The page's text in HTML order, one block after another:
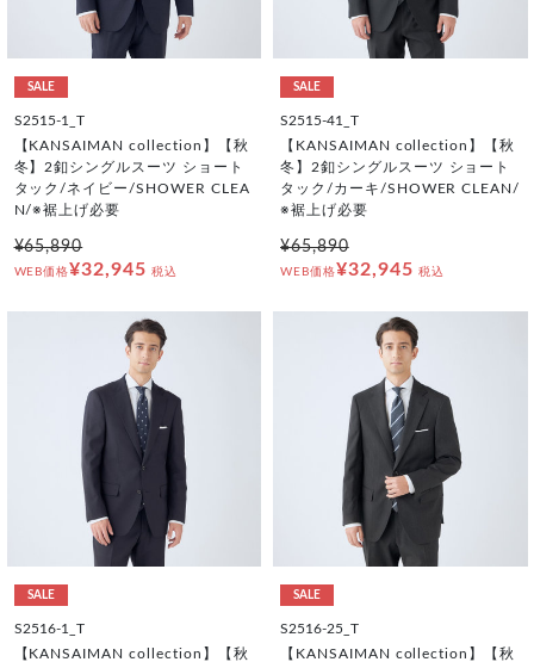
SALE
S2515-1_T
【KANSAIMAN collection】【秋
冬】2釦シングルスーツ ショート
タック/ネイビー/SHOWER CLEA
N/※裾上げ必要
¥65,890
WEB価格¥32,945 税込
SALE
S2515-41_T
【KANSAIMAN collection】【秋
冬】2釦シングルスーツ ショート
タック/カーキ/SHOWER CLEAN/
※裾上げ必要
¥65,890
WEB価格¥32,945 税込
SALE
S2516-1_T
【KANSAIMAN collection】【秋
SALE
S2516-25_T
【KANSAIMAN collection】【秋